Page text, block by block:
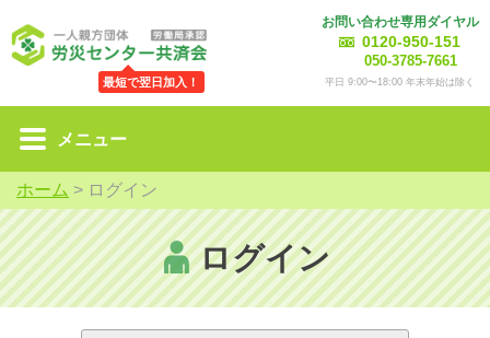
最短で翌日加入！
お問い合わせ専用ダイヤル
0120-950-151
050-3785-7661
平日 9:00〜18:00 年末年始は除く
メニュー
ホーム > ログイン
ログイン